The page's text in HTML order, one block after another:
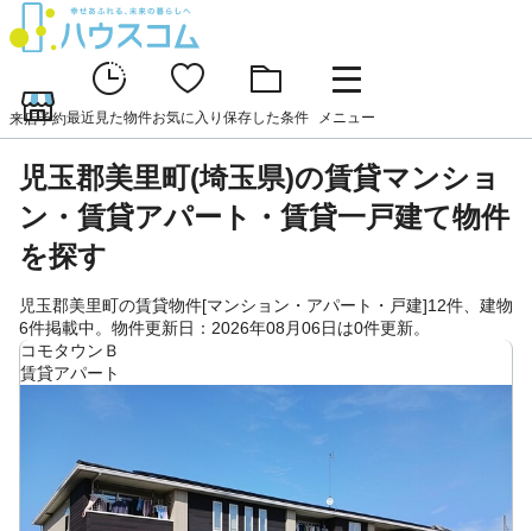
来店予約最近見た物件お気に入り 保存した条件 メニュー
児玉郡美里町(埼玉県)の賃貸マンショ
ン・賃貸アパート・賃貸一戸建て物件
を探す
児玉郡美里町の賃貸物件[マンション・アパート・戸建]12件、建物
6件掲載中。物件更新日：2026年08月06日は0件更新。
コモタウンＢ
賃貸アパート